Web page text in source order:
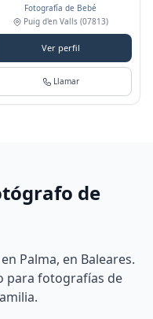
Fotografía de Bebé
Puig d'en Valls (07813)
Ver perfil
Llamar
de
Palma, en Baleares.
para fotografías de